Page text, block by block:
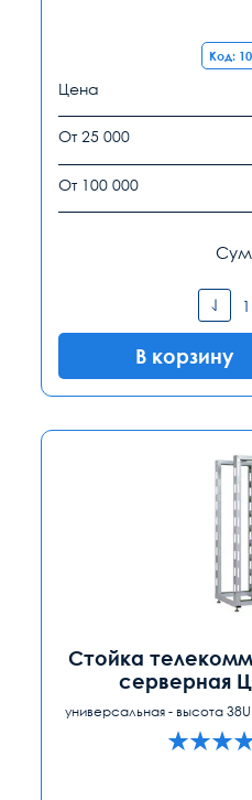
Код:
Цена
От 25 000
От 100 000
В корзину
Стойка
серверная
универсальная - высота